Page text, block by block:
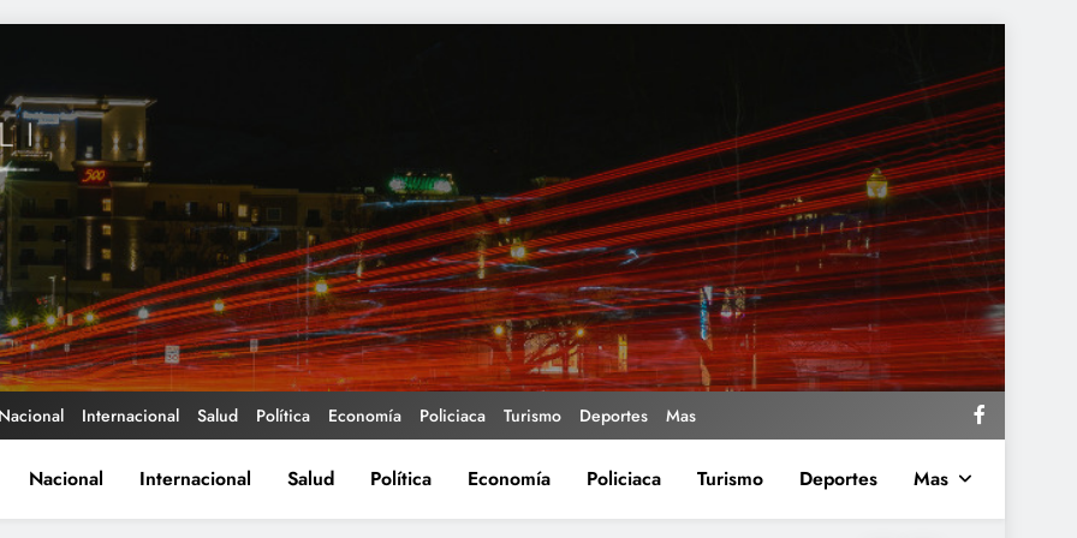
Nacional Internacional Salud Política Economía Policiaca Turismo Deportes Mas
Nacional Internacional Salud Política Economía Policiaca Turismo Deportes Mas